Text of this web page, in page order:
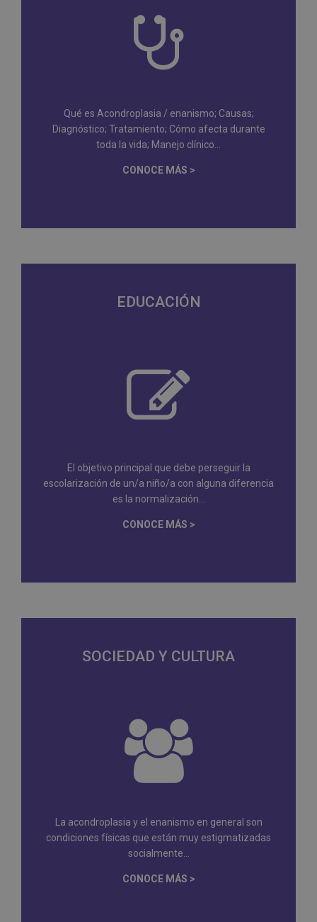
Qué es Acondroplasia / enanismo; Causas;
Diagnóstico; Tratamiento; Cómo afecta durante
toda la vida; Manejo clínico...
CONOCE MÁS >
EDUCACIÓN
El objetivo principal que debe perseguir la
escolarización de un/a niño/a con alguna diferencia
es la normalización...
CONOCE MÁS >
SOCIEDAD Y CULTURA
La acondroplasia y el enanismo en general son
condiciones físicas que están muy estigmatizadas
socialmente...
CONOCE MÁS >